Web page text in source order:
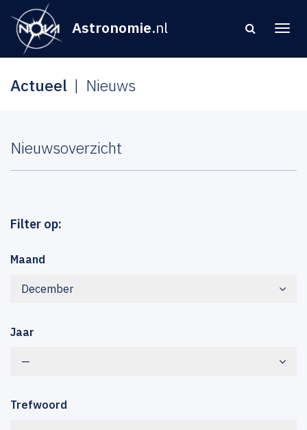
Astronomie.nl
Actueel Nieuws
Nieuwsoverzicht
Filter op:
Maand
December
Jaar
—
Trefwoord